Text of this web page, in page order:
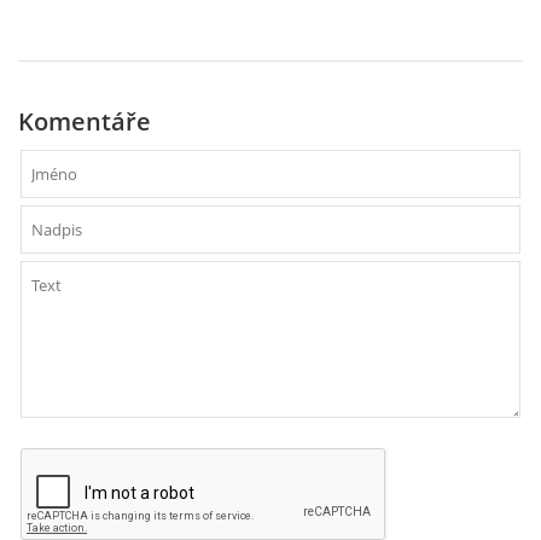
VÝTVARNÉ POMŮCKY
VÝTVARNÉ AKTIVITY - JARO
Komentáře